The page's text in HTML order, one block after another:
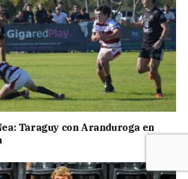
Taraguy con Aranduroga en